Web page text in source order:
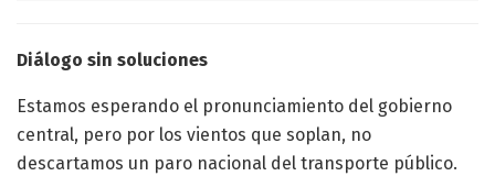
Diálogo sin soluciones
Estamos esperando el pronunciamiento del gobierno
central, pero por los vientos que soplan, no
descartamos un paro nacional del transporte público.